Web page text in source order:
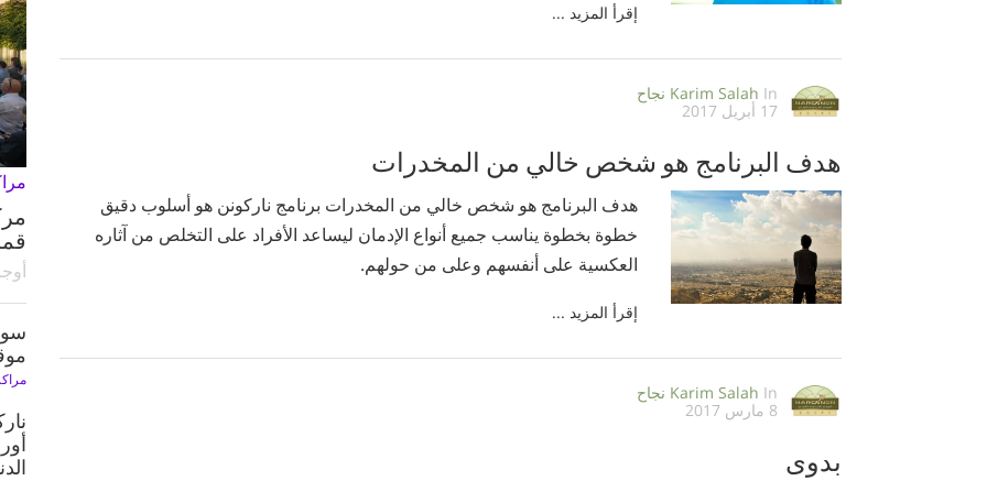
إقرأ المزيد ...
Karim Salah In
نجاح
17 أبريل 2017
هدف البرنامج هو شخص خالي من المخدرات
هدف البرنامج هو شخص خالي من المخدرات برنامج ناركونن هو أسلوب دقيق
خطوة بخطوة يناسب جميع أنواع الإدمان ليساعد الأفراد على التخلص من آثاره
العكسية على أنفسهم وعلى من حولهم.
إقرأ المزيد ...
Karim Salah In
نجاح
8 مارس 2017
بدوى